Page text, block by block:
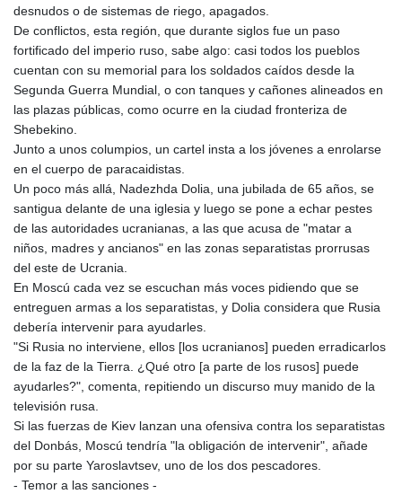
desnudos o de sistemas de riego, apagados.
De conflictos, esta región, que durante siglos fue un paso
fortificado del imperio ruso, sabe algo: casi todos los pueblos
cuentan con su memorial para los soldados caídos desde la
Segunda Guerra Mundial, o con tanques y cañones alineados en
las plazas públicas, como ocurre en la ciudad fronteriza de
Shebekino.
Junto a unos columpios, un cartel insta a los jóvenes a enrolarse
en el cuerpo de paracaidistas.
Un poco más allá, Nadezhda Dolia, una jubilada de 65 años, se
santigua delante de una iglesia y luego se pone a echar pestes
de las autoridades ucranianas, a las que acusa de "matar a
niños, madres y ancianos" en las zonas separatistas prorrusas
del este de Ucrania.
En Moscú cada vez se escuchan más voces pidiendo que se
entreguen armas a los separatistas, y Dolia considera que Rusia
debería intervenir para ayudarles.
"Si Rusia no interviene, ellos [los ucranianos] pueden erradicarlos
de la faz de la Tierra. ¿Qué otro [a parte de los rusos] puede
ayudarles?", comenta, repitiendo un discurso muy manido de la
televisión rusa.
Si las fuerzas de Kiev lanzan una ofensiva contra los separatistas
del Donbás, Moscú tendría "la obligación de intervenir", añade
por su parte Yaroslavtsev, uno de los dos pescadores.
- Temor a las sanciones -